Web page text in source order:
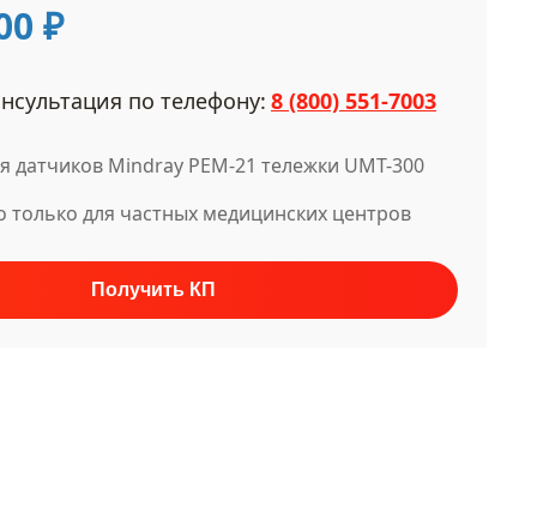
₽
по телефону: 8 (800) 551-7003
датчиков Mindray PEM-21 тележки UMT-300
только для частных медицинских центров